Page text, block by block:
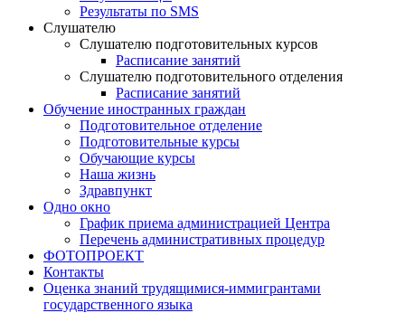
Результаты по SMS
Слушателю
Слушателю подготовительных курсов
Расписание занятий
Слушателю подготовительного отделения
Расписание занятий
Обучение иностранных граждан
Подготовительное отделение
Подготовительные курсы
Обучающие курсы
Наша жизнь
Здравпункт
Одно окно
График приема администрацией Центра
Перечень административных процедур
ФОТОПРОЕКТ
Контакты
Оценка знаний трудящимися-иммигрантами
государственного языка